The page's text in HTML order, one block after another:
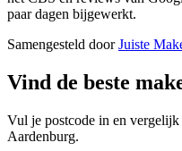
paar dagen bijgewerkt.
Samengesteld doorJuiste
Vind de beste
Vul je postcode in en vergelijk
Aardenburg.